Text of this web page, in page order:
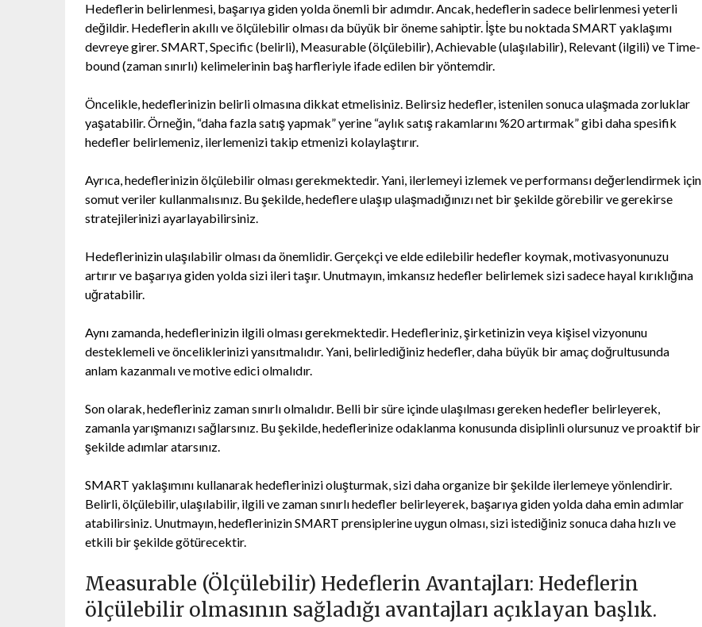
Hedeflerin belirlenmesi, başarıya giden yolda önemli bir adımdır. Ancak, hedeflerin sadece belirlenmesi yeterli
değildir. Hedeflerin akıllı ve ölçülebilir olması da büyük bir öneme sahiptir. İşte bu noktada SMART yaklaşımı
devreye girer. SMART, Specific (belirli), Measurable (ölçülebilir), Achievable (ulaşılabilir), Relevant (ilgili) ve Time-
bound (zaman sınırlı) kelimelerinin baş harfleriyle ifade edilen bir yöntemdir.
Öncelikle, hedeflerinizin belirli olmasına dikkat etmelisiniz. Belirsiz hedefler, istenilen sonuca ulaşmada zorluklar
yaşatabilir. Örneğin, “daha fazla satış yapmak” yerine “aylık satış rakamlarını %20 artırmak” gibi daha spesifik
hedefler belirlemeniz, ilerlemenizi takip etmenizi kolaylaştırır.
Ayrıca, hedeflerinizin ölçülebilir olması gerekmektedir. Yani, ilerlemeyi izlemek ve performansı değerlendirmek için
somut veriler kullanmalısınız. Bu şekilde, hedeflere ulaşıp ulaşmadığınızı net bir şekilde görebilir ve gerekirse
stratejilerinizi ayarlayabilirsiniz.
Hedeflerinizin ulaşılabilir olması da önemlidir. Gerçekçi ve elde edilebilir hedefler koymak, motivasyonunuzu
artırır ve başarıya giden yolda sizi ileri taşır. Unutmayın, imkansız hedefler belirlemek sizi sadece hayal kırıklığına
uğratabilir.
Aynı zamanda, hedeflerinizin ilgili olması gerekmektedir. Hedefleriniz, şirketinizin veya kişisel vizyonunu
desteklemeli ve önceliklerinizi yansıtmalıdır. Yani, belirlediğiniz hedefler, daha büyük bir amaç doğrultusunda
anlam kazanmalı ve motive edici olmalıdır.
Son olarak, hedefleriniz zaman sınırlı olmalıdır. Belli bir süre içinde ulaşılması gereken hedefler belirleyerek,
zamanla yarışmanızı sağlarsınız. Bu şekilde, hedeflerinize odaklanma konusunda disiplinli olursunuz ve proaktif bir
şekilde adımlar atarsınız.
SMART yaklaşımını kullanarak hedeflerinizi oluşturmak, sizi daha organize bir şekilde ilerlemeye yönlendirir.
Belirli, ölçülebilir, ulaşılabilir, ilgili ve zaman sınırlı hedefler belirleyerek, başarıya giden yolda daha emin adımlar
atabilirsiniz. Unutmayın, hedeflerinizin SMART prensiplerine uygun olması, sizi istediğiniz sonuca daha hızlı ve
etkili bir şekilde götürecektir.
Measurable (Ölçülebilir) Hedeflerin Avantajları: Hedeflerin
ölçülebilir olmasının sağladığı avantajları açıklayan başlık.